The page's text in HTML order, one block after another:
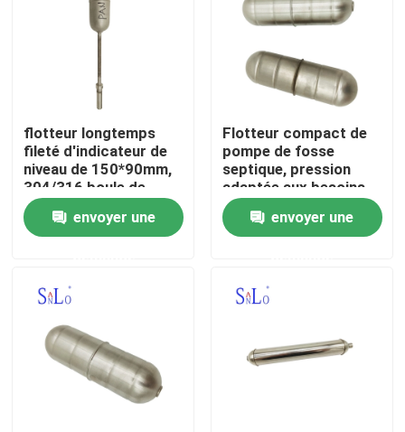
Maison
Au sujet de nous
Visite d'usine
flotteur longtemps
fileté d'indicateur de
niveau de 150*90mm,
304/316 boule de
flotteur inoxydable
envoyer une
Flotteur compact de
pompe de fosse
septique, pression
adaptée aux besoins
du client de boule de
flotteur en métal
envoyer une